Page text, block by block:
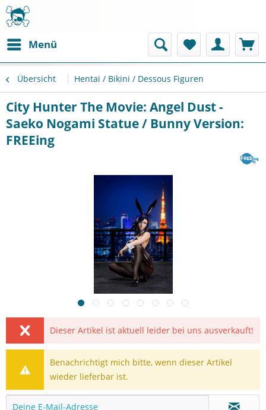
Menü
Übersicht Hentai / Bikini / Dessous Figuren
City Hunter The Movie: Angel Dust -
Saeko Nogami Statue / Bunny Version:
FREEing
Dieser Artikel ist aktuell leider bei uns ausverkauft!
Benachrichtigt mich bitte, wenn dieser Artikel
wieder lieferbar ist.